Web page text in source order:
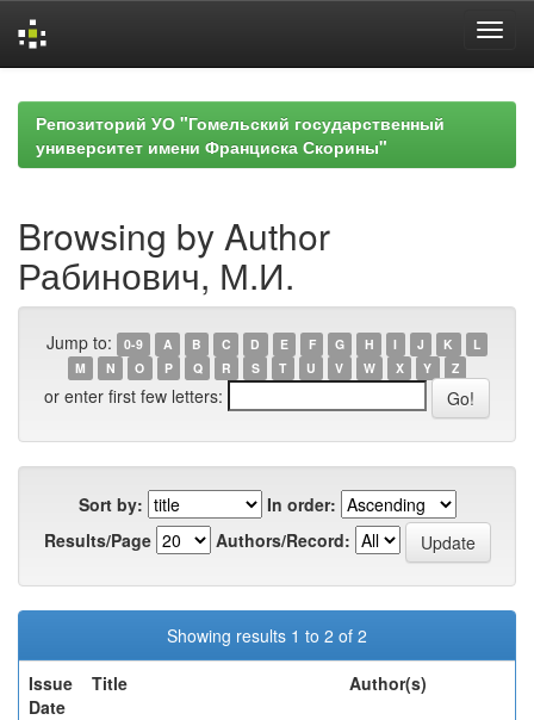
navigationРепозиторий УО "Гомельский государственный
университет имени Франциска Скорины"
Browsing by Author
Рабинович, М.И.
Jump to: 0-9 A B C D E F G H I J K
L
M
N O P Q R S T U V W X Y Z
or enter first few letters:
Sort by:
In order:
Results/Page
Authors/Record:
Showing results 1 to 2 of 2
Issue
Date
Title Author(s)